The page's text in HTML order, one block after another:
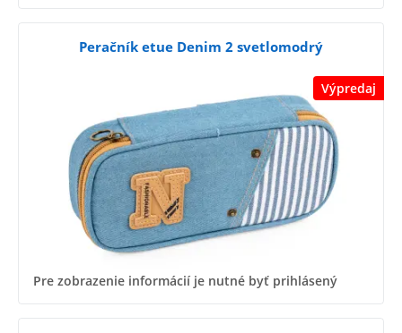
Výpredaj
Peračník etue Denim 2 svetlomodrý
Pre zobrazenie informácií je nutné byť prihlásený